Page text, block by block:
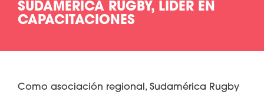
SUDAMÉRICA RUGBY, LÍDER EN
CAPACITACIONES
Como asociación regional, Sudamérica Rugby